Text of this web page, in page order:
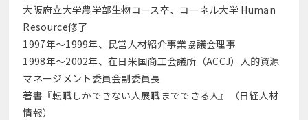
大阪府立大学農学部生物コース卒、コーネル大学 Human
Resource修了
1997年～1999年、民営人材紹介事業協議会理事
1998年～2002年、在日米国商工会議所（ACCJ）人的資源
マネージメント委員会副委員長
著書『転職しかできない人展職までできる人』（日経人材
情報）